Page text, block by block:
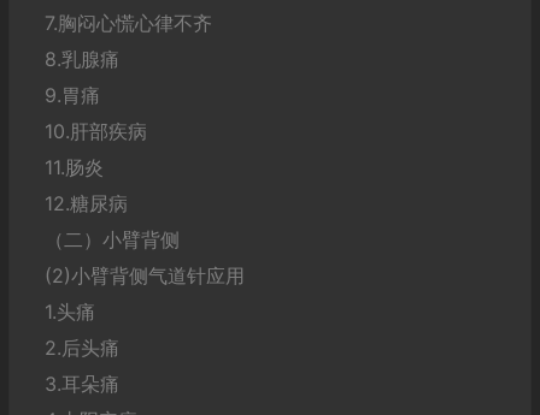
7.胸闷心慌心律不齐
8.乳腺痛
9.胃痛
10.肝部疾病
11.肠炎
12.糖尿病
（二）小臂背侧
(2)小臂背侧气道针应用
1.头痛
2.后头痛
3.耳朵痛